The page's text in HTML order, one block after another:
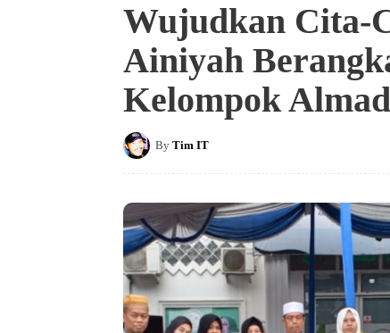
Wujudkan Cita-
Ainiyah
Kelompok
By Tim IT